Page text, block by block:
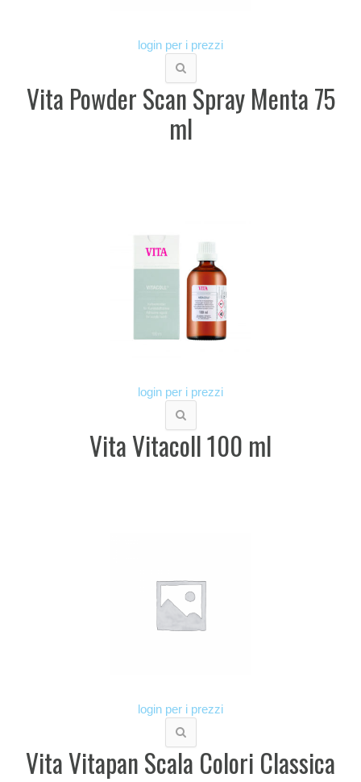
login per i prezzi
Vita Powder Scan Spray Menta 75
ml
login per i prezzi
Vita Vitacoll 100 ml
login per i prezzi
Vita Vitapan Scala Colori Classica